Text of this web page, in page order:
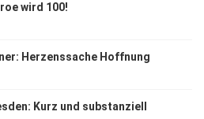
wird 100!
Herzenssache Hoffnung
Kurz und substanziell